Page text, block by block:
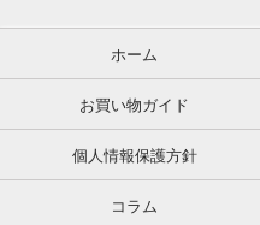
ホーム
お買い物ガイド
個人情報保護方針
コラム